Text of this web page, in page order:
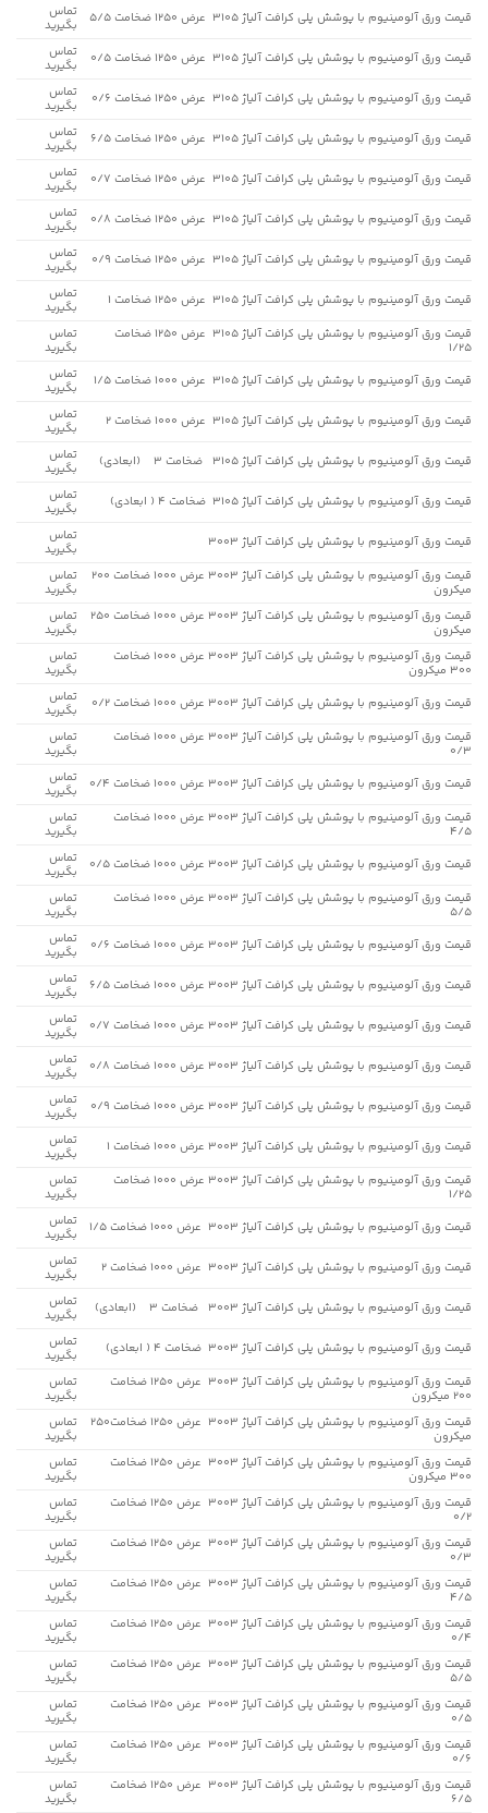
قیمت ورق آلومینیوم با پوشش پلی کرافت آلیاژ 3105 عرض 1250 ضخامت 5/5
تماس
بگیرید
قیمت ورق آلومینیوم با پوشش پلی کرافت آلیاژ 3105 عرض 1250 ضخامت 0/5
تماس
بگیرید
قیمت ورق آلومینیوم با پوشش پلی کرافت آلیاژ 3105 عرض 1250 ضخامت 0/6
تماس
بگیرید
قیمت ورق آلومینیوم با پوشش پلی کرافت آلیاژ 3105 عرض 1250 ضخامت 6/5
تماس
بگیرید
قیمت ورق آلومینیوم با پوشش پلی کرافت آلیاژ 3105 عرض 1250 ضخامت 0/7
تماس
بگیرید
قیمت ورق آلومینیوم با پوشش پلی کرافت آلیاژ 3105 عرض 1250 ضخامت 0/8
تماس
بگیرید
قیمت ورق آلومینیوم با پوشش پلی کرافت آلیاژ 3105 عرض 1250 ضخامت 0/9
تماس
بگیرید
قیمت ورق آلومینیوم با پوشش پلی کرافت آلیاژ 3105 عرض 1250 ضخامت 1
تماس
بگیرید
قیمت ورق آلومینیوم با پوشش پلی کرافت آلیاژ 3105 عرض 1250 ضخامت
1/25
تماس
بگیرید
قیمت ورق آلومینیوم با پوشش پلی کرافت آلیاژ 3105 عرض 1000 ضخامت 1/5
تماس
بگیرید
قیمت ورق آلومینیوم با پوشش پلی کرافت آلیاژ 3105 عرض 1000 ضخامت 2
تماس
بگیرید
قیمت ورق آلومینیوم با پوشش پلی کرافت آلیاژ 3105 ضخامت 3 (ابعادی)
تماس
بگیرید
قیمت ورق آلومینیوم با پوشش پلی کرافت آلیاژ 3105 ضخامت 4 ( ابعادی)
تماس
بگیرید
قیمت ورق آلومینیوم با پوشش پلی کرافت آلیاژ 3003
تماس
بگیرید
قیمت ورق آلومینیوم با پوشش پلی کرافت آلیاژ 3003 عرض 1000 ضخامت 200
میکرون
تماس
بگیرید
قیمت ورق آلومینیوم با پوشش پلی کرافت آلیاژ 3003 عرض 1000 ضخامت 250
میکرون
تماس
بگیرید
قیمت ورق آلومینیوم با پوشش پلی کرافت آلیاژ 3003 عرض 1000 ضخامت
300 میکرون
تماس
بگیرید
قیمت ورق آلومینیوم با پوشش پلی کرافت آلیاژ 3003 عرض 1000 ضخامت 0/2
تماس
بگیرید
قیمت ورق آلومینیوم با پوشش پلی کرافت آلیاژ 3003 عرض 1000 ضخامت
0/3
تماس
بگیرید
قیمت ورق آلومینیوم با پوشش پلی کرافت آلیاژ 3003 عرض 1000 ضخامت 0/4
تماس
بگیرید
قیمت ورق آلومینیوم با پوشش پلی کرافت آلیاژ 3003 عرض 1000 ضخامت
4/5
تماس
بگیرید
قیمت ورق آلومینیوم با پوشش پلی کرافت آلیاژ 3003 عرض 1000 ضخامت 0/5
تماس
بگیرید
قیمت ورق آلومینیوم با پوشش پلی کرافت آلیاژ 3003 عرض 1000 ضخامت
5/5
تماس
بگیرید
قیمت ورق آلومینیوم با پوشش پلی کرافت آلیاژ 3003 عرض 1000 ضخامت 0/6
تماس
بگیرید
قیمت ورق آلومینیوم با پوشش پلی کرافت آلیاژ 3003 عرض 1000 ضخامت 6/5
تماس
بگیرید
قیمت ورق آلومینیوم با پوشش پلی کرافت آلیاژ 3003 عرض 1000 ضخامت 0/7
تماس
بگیرید
قیمت ورق آلومینیوم با پوشش پلی کرافت آلیاژ 3003 عرض 1000 ضخامت 0/8
تماس
بگیرید
قیمت ورق آلومینیوم با پوشش پلی کرافت آلیاژ 3003 عرض 1000 ضخامت 0/9
تماس
بگیرید
قیمت ورق آلومینیوم با پوشش پلی کرافت آلیاژ 3003 عرض 1000 ضخامت 1
تماس
بگیرید
قیمت ورق آلومینیوم با پوشش پلی کرافت آلیاژ 3003 عرض 1000 ضخامت
1/25
تماس
بگیرید
قیمت ورق آلومینیوم با پوشش پلی کرافت آلیاژ 3003 عرض 1000 ضخامت 1/5
تماس
بگیرید
قیمت ورق آلومینیوم با پوشش پلی کرافت آلیاژ 3003 عرض 1000 ضخامت 2
تماس
بگیرید
قیمت ورق آلومینیوم با پوشش پلی کرافت آلیاژ 3003 ضخامت 3 (ابعادی)
تماس
بگیرید
قیمت ورق آلومینیوم با پوشش پلی کرافت آلیاژ 3003 ضخامت 4 ( ابعادی)
تماس
بگیرید
قیمت ورق آلومینیوم با پوشش پلی کرافت آلیاژ 3003 عرض 1250 ضخامت
200 میکرون
تماس
بگیرید
قیمت ورق آلومینیوم با پوشش پلی کرافت آلیاژ 3003 عرض 1250 ضخامت250
میکرون
تماس
بگیرید
قیمت ورق آلومینیوم با پوشش پلی کرافت آلیاژ 3003 عرض 1250 ضخامت
300 میکرون
تماس
بگیرید
قیمت ورق آلومینیوم با پوشش پلی کرافت آلیاژ 3003 عرض 1250 ضخامت
0/2
تماس
بگیرید
قیمت ورق آلومینیوم با پوشش پلی کرافت آلیاژ 3003 عرض 1250 ضخامت
0/3
تماس
بگیرید
قیمت ورق آلومینیوم با پوشش پلی کرافت آلیاژ 3003 عرض 1250 ضخامت
4/5
تماس
بگیرید
قیمت ورق آلومینیوم با پوشش پلی کرافت آلیاژ 3003 عرض 1250 ضخامت
0/4
تماس
بگیرید
قیمت ورق آلومینیوم با پوشش پلی کرافت آلیاژ 3003 عرض 1250 ضخامت
5/5
تماس
بگیرید
قیمت ورق آلومینیوم با پوشش پلی کرافت آلیاژ 3003 عرض 1250 ضخامت
0/5
تماس
بگیرید
قیمت ورق آلومینیوم با پوشش پلی کرافت آلیاژ 3003 عرض 1250 ضخامت
0/6
تماس
بگیرید
قیمت ورق آلومینیوم با پوشش پلی کرافت آلیاژ 3003 عرض 1250 ضخامت
6/5
تماس
بگیرید